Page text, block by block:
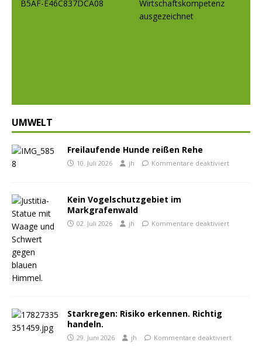
UMWELT
Freilaufende Hunde reißen Rehe
10. Juli 2026 jh Kommentare deaktiviert
Kein Vogelschutzgebiet im
Markgrafenwald
02. Juli 2026 jh Kommentare deaktiviert
Starkregen: Risiko erkennen. Richtig
handeln.
29. Juni 2026 jh Kommentare deaktiviert